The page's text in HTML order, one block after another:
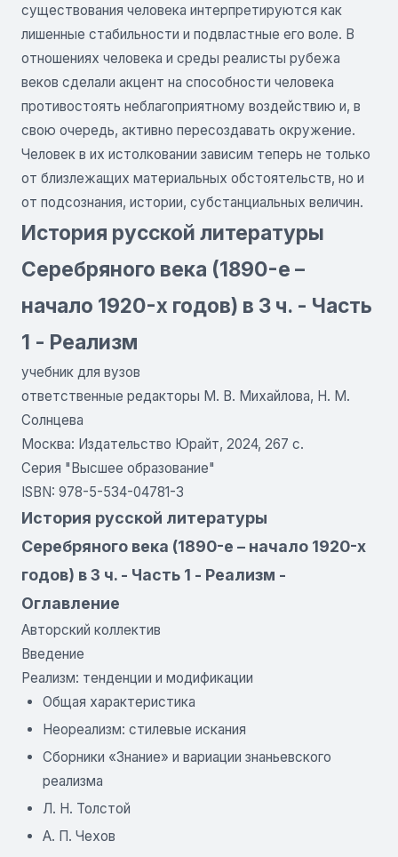
существования человека интерпретируются как
лишенные стабильности и подвластные его воле. В
отношениях человека и среды реалисты рубежа
веков сделали акцент на способности человека
противостоять неблагоприятному воздействию и, в
свою очередь, активно пересоздавать окружение.
Человек в их истолковании зависим теперь не только
от близлежащих материальных обстоятельств, но и
от подсознания, истории, субстанциальных величин.
История русской литературы
Серебряного века (1890-е –
начало 1920-х годов) в 3 ч. - Часть
1 - Реализм
учебник для вузов
ответственные редакторы М. В. Михайлова, Н. М.
Солнцева
Москва: Издательство Юрайт, 2024, 267 с.
Серия "Высшее образование"
ISBN: 978-5-534-04781-3
История русской литературы
Серебряного века (1890-е – начало 1920-х
годов) в 3 ч. - Часть 1 - Реализм -
Оглавление
Авторский коллектив
Введение
Реализм: тенденции и модификации
Общая характеристика
Неореализм: стилевые искания
Сборники «Знание» и вариации знаньевского
реализма
Л. Н. Толстой
А. П. Чехов